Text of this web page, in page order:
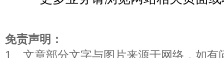
免责声明：
1、文章部分文字与图片来源于网络，如有